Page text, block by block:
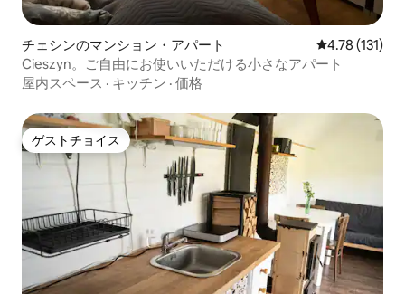
チェシンのマンション・アパート レビュー131
4.78 (131)
Cieszyn。ご自由にお使いいただける小さなアパート
屋内スペース · キッチン · 価格
ゲストチョイス
ゲストチョイス